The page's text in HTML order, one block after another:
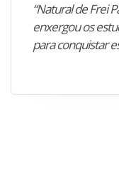
“Natural de Frei
enxergou os
para conquistar